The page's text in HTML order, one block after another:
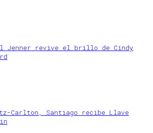
Jenner revive el brillo de Cindy
Carlton, Santiago recibe Llave